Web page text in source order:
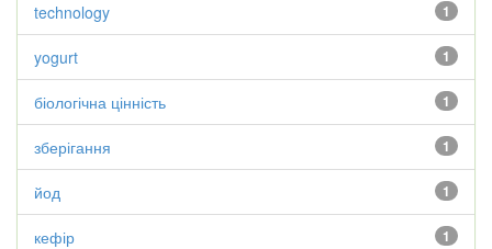
1
technology
1
yogurt
1
біологічна цінність
1
зберігання
1
йод
1
кефір